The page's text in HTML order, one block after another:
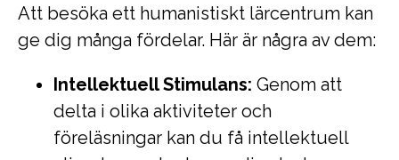
Att besöka ett humanistiskt lärcentrum kan
ge dig många fördelar. Här är några av dem:
Intellektuell Stimulans: Genom att
delta i olika aktiviteter och
föreläsningar kan du få intellektuell